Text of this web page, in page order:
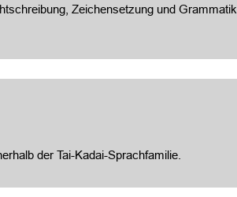
Zeichensetzung und Grammatik
der Tai-Kadai-Sprachfamilie.